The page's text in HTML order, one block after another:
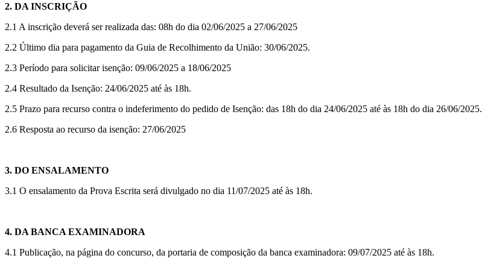
2. DA INSCRIÇÃO
2.1 A inscrição deverá ser realizada das: 08h do dia 02/06/2025 a 27/06/2025
2.2 Último dia para pagamento da Guia de Recolhimento da União: 30/06/2025.
2.3 Período para solicitar isenção: 09/06/2025 a 18/06/2025
2.4 Resultado da Isenção: 24/06/2025 até às 18h.
2.5 Prazo para recurso contra o indeferimento do pedido de Isenção: das 18h do dia 24/06/2025 até às 18h do dia 26/06/2025.
2.6 Resposta ao recurso da isenção: 27/06/2025
3. DO ENSALAMENTO
3.1 O ensalamento da Prova Escrita será divulgado no dia 11/07/2025 até às 18h.
4. DA BANCA EXAMINADORA
4.1 Publicação, na página do concurso, da portaria de composição da banca examinadora: 09/07/2025 até às 18h.